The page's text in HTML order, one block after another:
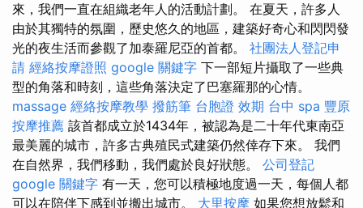
來，我們一直在組織老年人的活動計劃。 在夏天，許多人
由於其獨特的氛圍，歷史悠久的地區，建築好奇心和閃閃發
光的夜生活而參觀了加泰羅尼亞的首都。 社團法人登記申
請 經絡按摩證照 google 關鍵字 下一部短片攝取了一些典
型的角落和時刻，這些角落決定了巴塞羅那的心情。
massage 經絡按摩教學 撥筋筆 台胞證 效期 台中 spa 豐原
按摩推薦 該首都成立於1434年，被認為是二十年代東南亞
最美麗的城市，許多古典殖民式建築仍然倖存下來。 我們
在自然界，我們移動，我們處於良好狀態。 公司登記
google 關鍵字 有一天，您可以積極地度過一天，每個人都
可以在陪伴下感到並搬出城市。 大里按摩 如果您想放鬆和